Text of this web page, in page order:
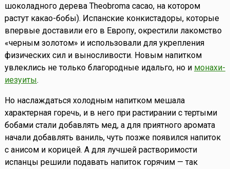
шоколадного дерева Theobroma cacao, на котором
растут какао-бобы). Испанские конкистадоры, которые
впервые доставили его в Европу, окрестили лакомство
«черным золотом» и использовали для укрепления
физических сил и выносливости. Новым напитком
увлеклись не только благородные идальго, но и монахи-
иезуиты.
Но наслаждаться холодным напитком мешала
характерная горечь, и в него при растирании с тертыми
бобами стали добавлять мед, а для приятного аромата
начали добавлять ваниль, чуть позже появился напиток
с анисом и корицей. А для лучшей растворимости
испанцы решили подавать напиток горячим — так